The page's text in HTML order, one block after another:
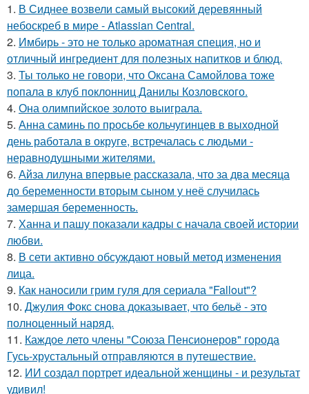
1. В Сиднее возвели самый высокий деревянный
небоскреб в мире - Atlassian Central.
2. Имбирь - это не только ароматная специя, но и
отличный ингредиент для полезных напитков и блюд.
3. Ты только не говори, что Оксана Самойлова тоже
попала в клуб поклонниц Данилы Козловского.
4. Она олимпийское золото выиграла.
5. Анна саминь по просьбе кольчугинцев в выходной
день работала в округе, встречалась с людьми -
неравнодушными жителями.
6. Айза лилуна впервые рассказала, что за два месяца
до беременности вторым сыном у неё случилась
замершая беременность.
7. Ханна и пашу показали кадры с начала своей истории
любви.
8. В сети активно обсуждают новый метод изменения
лица.
9. Как наносили грим гуля для сериала "Fallout"?
10. Джулия Фокс снова доказывает, что бельё - это
полноценный наряд.
11. Каждое лето члены "Союза Пенсионеров" города
Гусь-хрустальный отправляются в путешествие.
12. ИИ создал портрет идеальной женщины - и результат
удивил!